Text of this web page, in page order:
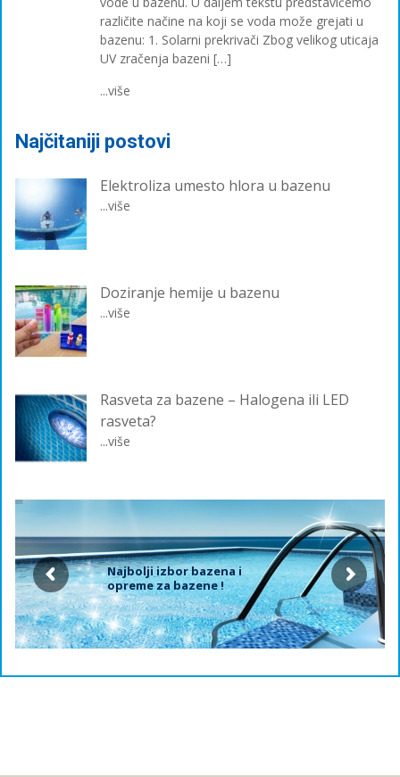
različite načine na koji se voda može grejati u
bazenu: 1. Solarni prekrivači Zbog velikog uticaja
UV zračenja bazeni […]
...više
Najčitaniji postovi
Elektroliza umesto hlora u bazenu
...više
Doziranje hemije u bazenu
...više
Rasveta za bazene – Halogena ili LED
rasveta?
...više
Najbolji izbor bazena i
opreme za bazene !